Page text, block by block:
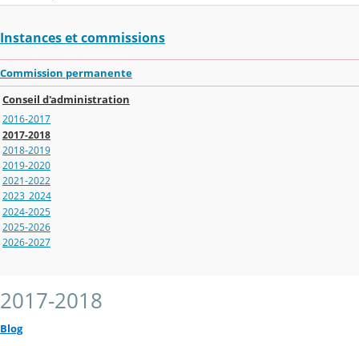
Instances et commissions
Commission permanente
Conseil d'administration
2016-2017
2017-2018
2018-2019
2019-2020
2021-2022
2023_2024
2024-2025
2025-2026
2026-2027
2017-2018
Blog